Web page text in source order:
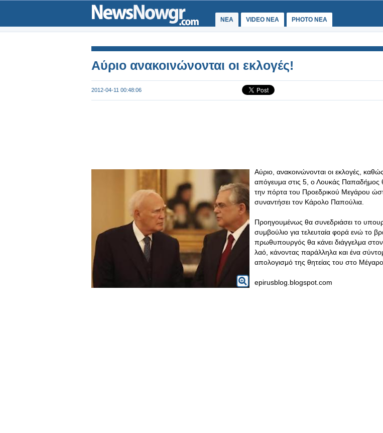
ΝΕΑ VIDEO NEA PHOTO NEA
Αύριο ανακοινώνονται οι εκλογές!
2012-04-11 00:48:06
Αύριο, ανακοινώνονται οι εκλογές,
απόγευμα στις 5, ο Λουκάς Παπαδήμος
την πόρτα του Προεδρικού Μεγάρου
συναντήσει τον Κάρολο Παπούλια.
Προηγουμένως θα συνεδριάσει το
συμβούλιο για τελευταία φορά ενώ το
πρωθυπουργός θα κάνει διάγγελμα στον
λαό, κάνοντας παράλληλα και ένα
απολογισμό της θητείας του στο
epirusblog.blogspot.com